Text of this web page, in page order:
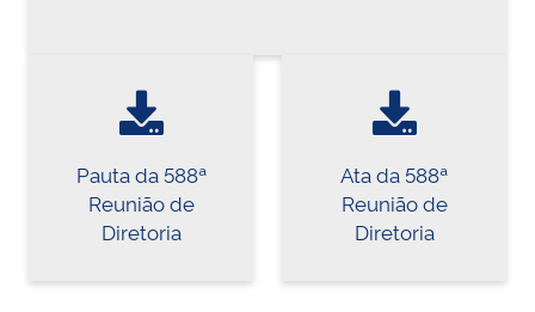
Pauta da 588ª
Reunião de
Diretoria
Ata da 588ª
Reunião de
Diretoria